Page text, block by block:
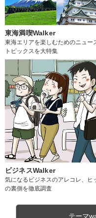
東海満喫Walker
東海エリアを楽しむためのニュー
トピックスを大特集
ビジネスWalker
気になるビジネスのアレコレ、ヒ
の裏側を徹底調査
テーマ